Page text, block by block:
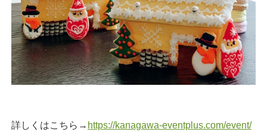
詳しくはこちら→ https://kanagawa-eventplus.com/event/